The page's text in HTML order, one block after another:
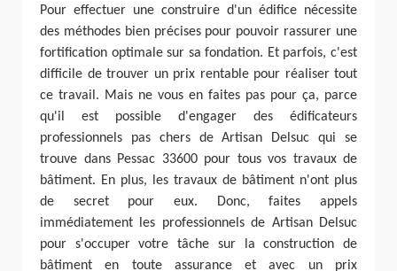
Pour effectuer une construire d'un édifice nécessite
des méthodes bien précises pour pouvoir rassurer une
fortification optimale sur sa fondation. Et parfois, c'est
difficile de trouver un prix rentable pour réaliser tout
ce travail. Mais ne vous en faites pas pour ça, parce
qu'il est possible d'engager des édificateurs
professionnels pas chers de Artisan Delsuc qui se
trouve dans Pessac 33600 pour tous vos travaux de
bâtiment. En plus, les travaux de bâtiment n'ont plus
de secret pour eux. Donc, faites appels
immédiatement les professionnels de Artisan Delsuc
pour s'occuper votre tâche sur la construction de
bâtiment en toute assurance et avec un prix